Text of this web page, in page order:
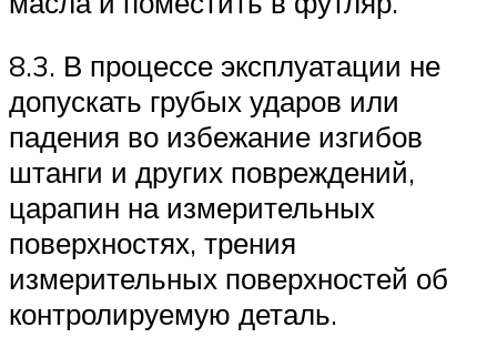
8.3. В процессе эксплуатации не
допускать грубых ударов или
падения во избежание изгибов
штанги и других повреждений,
царапин на измерительных
поверхностях, трения
измерительных поверхностей об
контролируемую деталь.